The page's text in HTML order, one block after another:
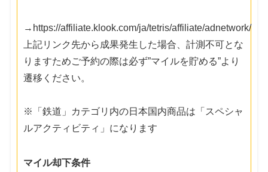
→https://affiliate.klook.com/ja/tetris/affiliate/adnetwork/
上記リンク先から成果発生した場合、計測不可とな
りますためご予約の際は必ず”マイルを貯める”より
遷移ください。
※「鉄道」カテゴリ内の日本国内商品は「スペシャ
ルアクティビティ」になります
マイル却下条件